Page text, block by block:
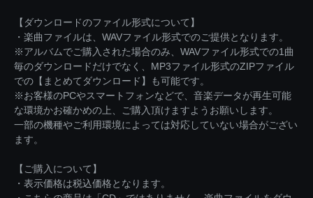
【ダウンロードのファイル形式について】
・楽曲ファイルは、WAVファイル形式でのご提供となります。
※アルバムでご購入された場合のみ、WAVファイル形式での1曲
毎のダウンロードだけでなく、MP3ファイル形式のZIPファイル
での【まとめてダウンロード】も可能です。
※お客様のPCやスマートフォンなどで、音楽データが再生可能
な環境かお確かめの上、ご購入頂けますようお願いします。
一部の機種やご利用環境によっては対応していない場合がござい
ます。
【ご購入について】
・表示価格は税込価格となります。